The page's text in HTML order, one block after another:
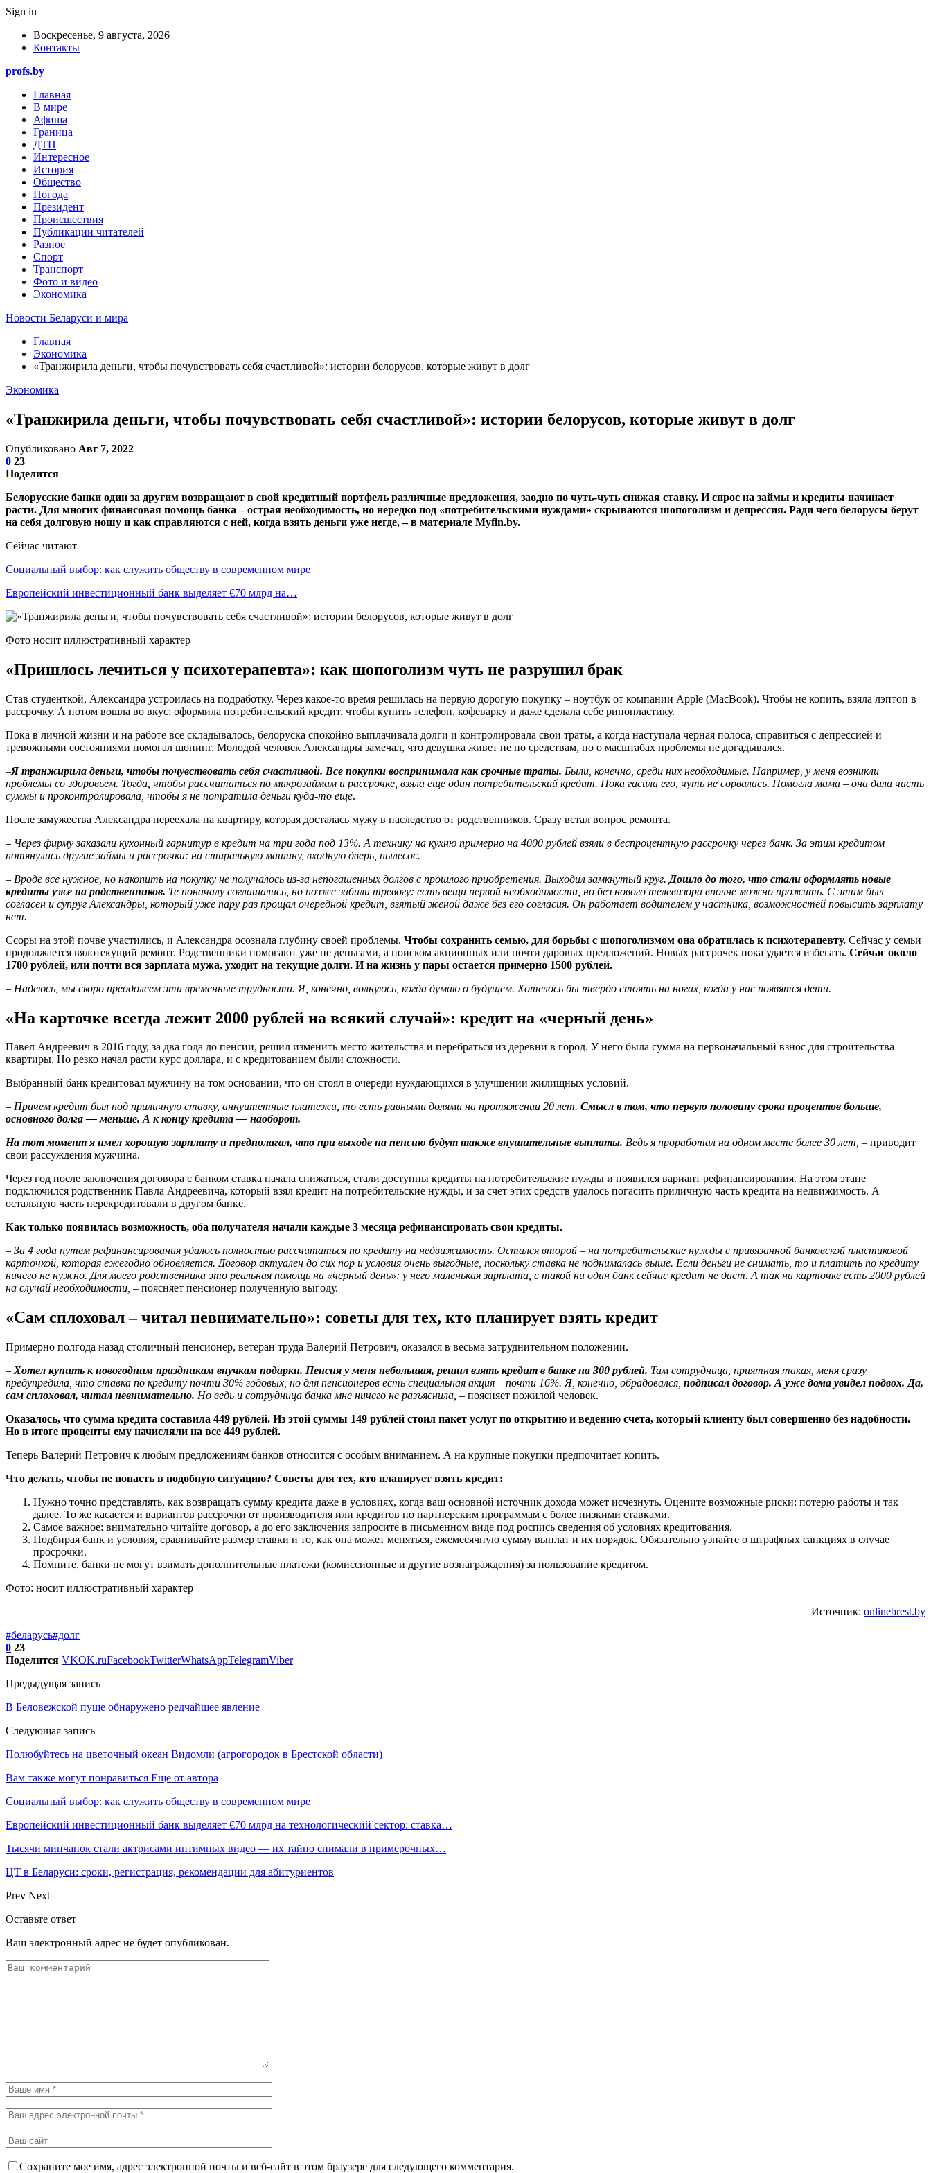
Sign in
Воскресенье, 9 августа, 2026
Контакты
profs.by
Главная
В мире
Афиша
Граница
ДТП
Интересное
История
Общество
Погода
Президент
Происшествия
Публикации читателей
Разное
Спорт
Транспорт
Фото и видео
Экономика
Новости Беларуси и мира
Главная
Экономика
«Транжирила деньги, чтобы почувствовать себя счастливой»: истории белорусов, которые живут в долг
Экономика
«Транжирила деньги, чтобы почувствовать себя счастливой»: истории белорусов, которые живут в долг
Опубликовано Авг 7, 2022
0 23
Поделится
Белорусские банки один за другим возвращают в свой кредитный портфель различные предложения, заодно по чуть-чуть снижая ставку. И спрос на займы и кредиты начинает
расти. Для многих финансовая помощь банка – острая необходимость, но нередко под «потребительскими нуждами» скрываются шопоголизм и депрессия. Ради чего белорусы берут
на себя долговую ношу и как справляются с ней, когда взять деньги уже негде,–в материале Myfin.by.
Сейчас читают
Социальный выбор: как служить обществу в современном мире
Европейский инвестиционный банк выделяет €70 млрд на…
Фото носит иллюстративный характер
«Пришлось лечиться у психотерапевта»: как шопоголизм чуть не разрушил брак
Став студенткой, Александра устроилась на подработку. Через какое-то время решилась на первую дорогую покупку – ноутбук от компании Apple (MacBook). Чтобы не копить, взяла лэптоп в
рассрочку. А потом вошла во вкус: оформила потребительский кредит, чтобы купить телефон, кофеварку и даже сделала себе ринопластику.
Пока в личной жизни и на работе все складывалось, белоруска спокойно выплачивала долги и контролировала свои траты, а когда наступала черная полоса, справиться с депрессией и
тревожными состояниями помогал шопинг. Молодой человек Александры замечал, что девушка живет не по средствам, но о масштабах проблемы не догадывался.
–Я транжирила деньги, чтобы почувствовать себя счастливой. Все покупки воспринимала как срочные траты. Были, конечно, среди них необходимые. Например, у меня возникли
проблемы со здоровьем. Тогда, чтобы рассчитаться по микрозаймам и рассрочке, взяла еще один потребительский кредит. Пока гасила его, чуть не сорвалась. Помогла мама – она дала часть
суммы и проконтролировала, чтобы я не потратила деньги куда-то еще.
После замужества Александра переехала на квартиру, которая досталась мужу в наследство от родственников. Сразу встал вопрос ремонта.
– Через фирму заказали кухонный гарнитур в кредит на три года под 13%. А технику на кухню примерно на 4000 рублей взяли в беспроцентную рассрочку через банк. За этим кредитом
потянулись другие займы и рассрочки: на стиральную машину, входную дверь, пылесос.
– Вроде все нужное, но накопить на покупку не получалось из-за непогашенных долгов с прошлого приобретения. Выходил замкнутый круг. Дошло до того, что стали оформлять новые
кредиты уже на родственников. Те поначалу соглашались, но позже забили тревогу: есть вещи первой необходимости, но без нового телевизора вполне можно прожить. С этим был
согласен и супруг Александры, который уже пару раз прощал очередной кредит, взятый женой даже без его согласия. Он работает водителем у частника, возможностей повысить зарплату
нет.
Ссоры на этой почве участились, и Александра осознала глубину своей проблемы. Чтобы сохранить семью, для борьбы с шопоголизмом она обратилась к психотерапевту. Сейчас у семьи
продолжается вялотекущий ремонт. Родственники помогают уже не деньгами, а поиском акционных или почти даровых предложений. Новых рассрочек пока удается избегать. Сейчас около
1700 рублей, или почти вся зарплата мужа, уходит на текущие долги. И на жизнь у пары остается примерно 1500 рублей.
– Надеюсь, мы скоро преодолеем эти временные трудности. Я, конечно, волнуюсь, когда думаю о будущем. Хотелось бы твердо стоять на ногах, когда у нас появятся дети.
«На карточке всегда лежит 2000 рублей на всякий случай»: кредит на «черный день»
Павел Андреевич в 2016 году, за два года до пенсии, решил изменить место жительства и перебраться из деревни в город. У него была сумма на первоначальный взнос для строительства
квартиры. Но резко начал расти курс доллара, и с кредитованием были сложности.
Выбранный банк кредитовал мужчину на том основании, что он стоял в очереди нуждающихся в улучшении жилищных условий.
– Причем кредит был под приличную ставку, аннуитетные платежи, то есть равными долями на протяжении 20 лет. Смысл в том, что первую половину срока процентов больше,
основного долга — меньше. А к концу кредита — наоборот.
На тот момент я имел хорошую зарплату и предполагал, что при выходе на пенсию будут также внушительные выплаты. Ведь я проработал на одном месте более 30 лет, – приводит
свои рассуждения мужчина.
Через год после заключения договора с банком ставка начала снижаться, стали доступны кредиты на потребительские нужды и появился вариант рефинансирования. На этом этапе
подключился родственник Павла Андреевича, который взял кредит на потребительские нужды, и за счет этих средств удалось погасить приличную часть кредита на недвижимость. А
остальную часть перекредитовали в другом банке.
Как только появилась возможность, оба получателя начали каждые 3 месяца рефинансировать свои кредиты.
– За 4 года путем рефинансирования удалось полностью рассчитаться по кредиту на недвижимость. Остался второй – на потребительские нужды с привязанной банковской пластиковой
карточкой, которая ежегодно обновляется.Договор актуален до сих пор и условия очень выгодные, поскольку ставка не поднималась выше. Если деньги не снимать, то и платить по кредиту
ничего не нужно. Для моего родственника это реальная помощь на «черный день»: у него маленькая зарплата, с такой ни один банк сейчас кредит не даст. А так на карточке есть 2000 рублей
на случай необходимости, – поясняет пенсионер полученную выгоду.
«Сам сплоховал – читал невнимательно»: советы для тех, кто планирует взять кредит
Примерно полгода назад столичный пенсионер, ветеран труда Валерий Петрович, оказался в весьма затруднительном положении.
– Хотел купить к новогодним праздникам внучкам подарки. Пенсия у меня небольшая, решил взять кредит в банке на 300 рублей. Там сотрудница, приятная такая, меня сразу
предупредила, что ставка по кредиту почти 30% годовых, но для пенсионеров есть специальная акция – почти 16%. Я, конечно, обрадовался, подписал договор. А уже дома увидел подвох. Да,
сам сплоховал, читал невнимательно. Но ведь и сотрудница банка мне ничего не разъяснила, – поясняет пожилой человек.
Оказалось, что сумма кредита составила 449 рублей. Из этой суммы 149 рублей стоил пакет услуг по открытию и ведению счета, который клиенту был совершенно без надобности.
Но в итоге проценты ему начисляли на все 449 рублей.
Теперь Валерий Петрович к любым предложениям банков относится с особым вниманием. А на крупные покупки предпочитает копить.
Что делать, чтобы не попасть в подобную ситуацию? Советы для тех, кто планирует взять кредит:
Нужно точно представлять, как возвращать сумму кредита даже в условиях, когда ваш основной источник дохода может исчезнуть. Оцените возможные риски: потерю работы и так
далее. То же касается и вариантов рассрочки от производителя или кредитов по партнерским программам с более низкими ставками.
Самое важное: внимательно читайте договор, а до его заключения запросите в письменном виде под роспись сведения об условиях кредитования.
Подбирая банк и условия, сравнивайте размер ставки и то, как она может меняться, ежемесячную сумму выплат и их порядок. Обязательно узнайте о штрафных санкциях в случае
просрочки.
Помните, банки не могут взимать дополнительные платежи (комиссионные и другие вознаграждения) за пользование кредитом.
Фото: носит иллюстративный характер
Источник: onlinebrest.by
#беларусь#долг
0 23
Поделится VKOK.ruFacebookTwitterWhatsAppTelegramViber
Предыдущая запись
В Беловежской пуще обнаружено редчайшее явление
Следующая запись
Полюбуйтесь на цветочный океан Видомли (агрогородок в Брестской области)
Вам также могут понравиться Еще от автора
Социальный выбор: как служить обществу в современном мире
Европейский инвестиционный банк выделяет €70 млрд на технологический сектор: ставка…
Тысячи минчанок стали актрисами интимных видео — их тайно снимали в примерочных…
ЦТ в Беларуси: сроки, регистрация, рекомендации для абитуриентов
Prev Next
Оставьте ответ
Ваш электронный адрес не будет опубликован.
Сохраните мое имя, адрес электронной почты и веб-сайт в этом браузере для следующего комментария.